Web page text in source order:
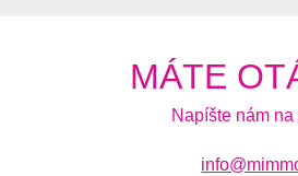
MÁTE
Napíšte nám na